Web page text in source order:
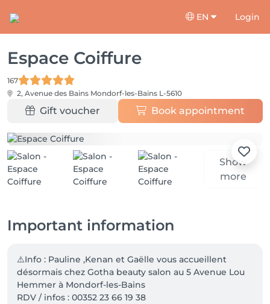
EN Login
Espace Coiffure
167
2, Avenue des Bains Mondorf-les-Bains L-5610
Gift voucher Book appointment
Show
more
Important information
⚠️Info : Pauline ,Kenan et Gaëlle vous accueillent
désormais chez Gotha beauty salon au 5 Avenue Lou
Hemmer à Mondorf-les-Bains
RDV / infos : 00352 23 66 19 38